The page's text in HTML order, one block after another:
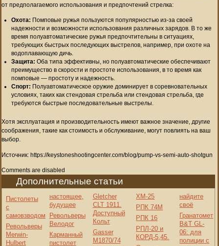
от предполагаемого использования и предпочтений стрелка:
Охота: Помповые ружья пользуются популярностью из-за своей
надежности и возможности использования различных зарядов. В то же
время полуавтоматические ружья предпочтительны в ситуациях,
требующих быстрых последующих выстрелов, например, при охоте на
водоплавающую дичь.
Защита: Оба типа эффективны, но полуавтоматические обеспечивают
преимущество в скорости и простоте использования, в то время как
помповые — простоту и надежность.
Спорт: Полуавтоматическое оружие доминирует в соревновательных
условиях, таких как стендовая стрельба или стендовая стрельба, где
требуются быстрые последовательные выстрелы.
Хотя эксплуатация и производительность имеют важное значение, другие
соображения, такие как стоимость и обслуживание, могут повлиять на ваш
выбор.
Источник: https://keystoneshootingcenter.com/blog/pump-vs-semi-auto-shotgun
Comments are disabled
Дополнительные статьи
Пистолеты
с
самовзводом
Револьверы
Merwin-
Hulbert
настоящее,
будущее
Револьверы
Велодог
Карманный
пистолет
Gletcher
CLT 1911.
Доступный
Кольт
Gasser
M1870/74
ХМ-25
РПК 74М
РПК 16
РПЛ-20 и
КОРД-5,45.
найдите
своё
Гранатомет
B&T GL-
06: для
полиции с